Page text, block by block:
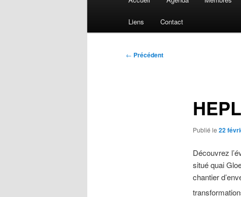
Liens Contact
Navigation
← Précédent
Publié le 22
Découvrez
situé quai
chantier